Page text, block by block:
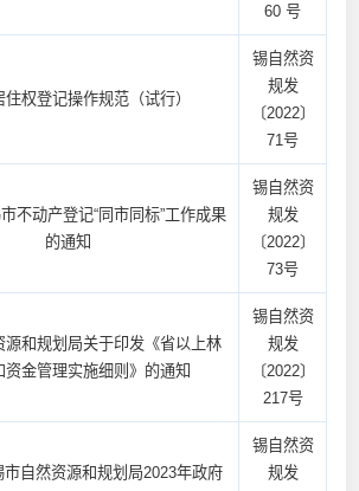
60 号
住权登记操作规范（试行）
锡自然资
规发
〔2022〕
71号
不动产登记“同市同标”工作成果
的通知
锡自然资
规发
〔2022〕
73号
源和规划局关于印发《省以上林
资金管理实施细则》的通知
锡自然资
规发
〔2022〕
217号
市自然资源和规划局2023年政府
锡自然资
规发